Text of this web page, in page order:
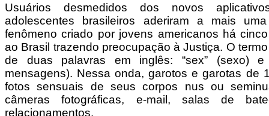
Usuários desmedidos dos novos
adolescentes brasileiros aderiram a mais
fenômeno criado por jovens americanos há
ao Brasil trazendo preocupação à Justiça. O
de duas palavras em inglês: “sex” (sexo) e
mensagens). Nessa onda, garotos e garotas de
fotos sensuais de seus corpos nus ou
câmeras fotográficas, e-mail, salas de
relacionamentos.